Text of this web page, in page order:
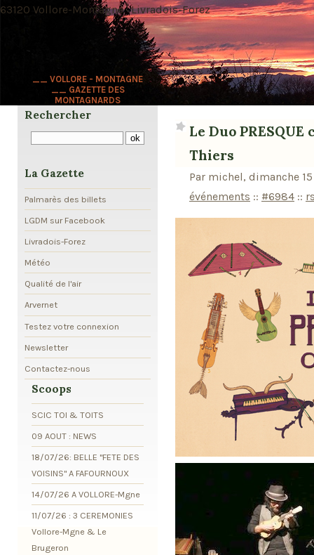
__ VOLLORE - MONTAGNE
__ GAZETTE DES
MONTAGNARDS
63120 Vollore-Montagne · Livradois-Forez
Le Duo
Thiers
Par michel, dimanche
événements :: #6984 ::
Rechercher
La Gazette
Palmarès des billets
LGDM sur Facebook
Livradois-Forez
Météo
Qualité de l'air
Arvernet
Testez votre connexion
Newsletter
Contactez-nous
Scoops
SCIC TOI & TOITS
09 AOUT : NEWS
18/07/26: BELLE "FETE DES
VOISINS" A FAFOURNOUX
14/07/26 A VOLLORE-Mgne
11/07/26 : 3 CEREMONIES
Vollore-Mgne & Le
Brugeron